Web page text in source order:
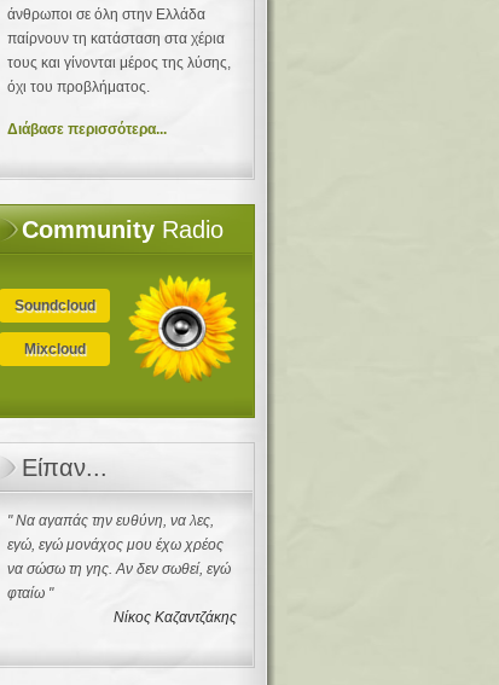
άνθρωποι σε όλη στην Ελλάδα
παίρνουν τη κατάσταση στα χέρια
τους και γίνονται μέρος της λύσης,
όχι του προβλήματος.
Διάβασε περισσότερα...
Community Radio
Soundcloud
Mixcloud
Είπαν...
" Να αγαπάς την ευθύνη, να λες,
εγώ, εγώ μονάχος μου έχω χρέος
να σώσω τη γης. Αν δεν σωθεί, εγώ
φταίω "
Νίκος Καζαντζάκης